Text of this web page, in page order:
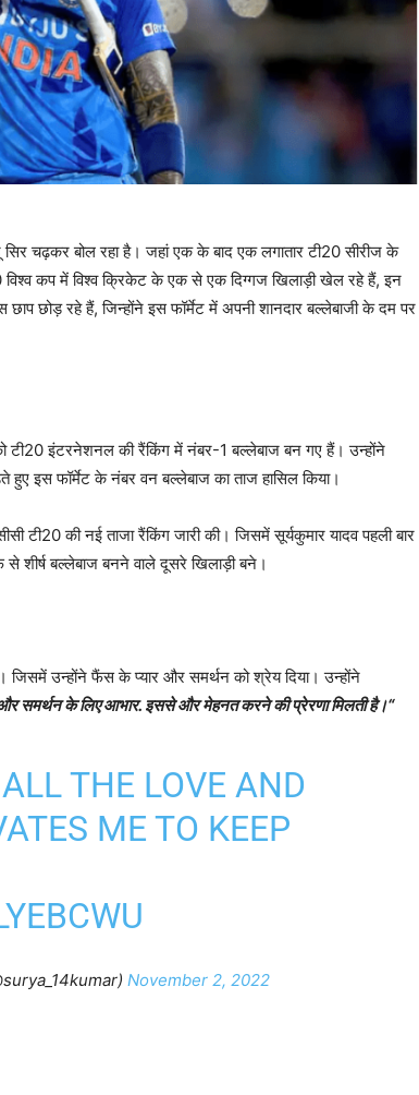
चढ़कर बोल रहा है। जहां एक के बाद एक लगातार टी20 सीरीज के
विश्व कप में विश्व क्रिकेट के एक से एक दिग्गज खिलाड़ी खेल रहे हैं, इन
छोड़ रहे हैं, जिन्होंने इस फॉर्मेट में अपनी शानदार बल्लेबाजी के दम पर
टी20 इंटरनेशनल की रैंकिंग में नंबर-1 बल्लेबाज बन गए हैं। उन्होंने
हुए इस फॉर्मेट के नंबर वन बल्लेबाज का ताज हासिल किया।
टी20 की नई ताजा रैंकिंग जारी की। जिसमें सूर्यकुमार यादव पहली बार
शीर्ष बल्लेबाज बनने वाले दूसरे खिलाड़ी बने।
उन्होंने फैंस के प्यार और समर्थन को श्रेय दिया। उन्होंने
समर्थन के लिए आभार. इससे और मेहनत करने की प्रेरणा मिलती है।“
THE LOVE AND
ME TO KEEP
November 2, 2022